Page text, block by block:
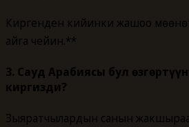
Киргенден кийинки жашоо
айга чейин.**
3. Сауд Арабиясы бул
киргизди?
Зыяратчылардын санын